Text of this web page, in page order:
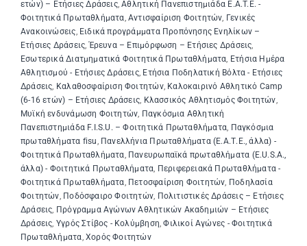
ετών) – Ετήσιες Δράσεις,Αθλητική Πανεπιστημιάδα E.A.T.E. -
Φοιτητικά Πρωταθλήματα,Αντισφαίριση Φοιτητών, Γενικές
Ανακοινώσεις, Ειδικά προγράμματα Προπόνησης Ενηλίκων –
Ετήσιες Δράσεις,Έρευνα – Επιμόρφωση – Ετήσιες Δράσεις,
Εσωτερικά Διατμηματικά Φοιτητικά Πρωταθλήματα, Ετήσια Ημέρα
Αθλητισμού - Ετήσιες Δράσεις, Ετήσια Ποδηλατική Βόλτα - Ετήσιες
Δράσεις, Καλαθοσφαίριση Φοιτητών, Καλοκαιρινό Αθλητικό Camp
(6-16 ετών) – Ετήσιες Δράσεις, Κλασσικός Αθλητισμός Φοιτητών,
Μυϊκή ενδυνάμωση Φοιτητών, Παγκόσμια Αθλητική
Πανεπιστημιάδα F.I.S.U. – Φοιτητικά Πρωταθλήματα, Παγκόσμια
πρωταθλήματα fisu, Πανελλήνια Πρωταθλήματα (Ε.Α.Τ.Ε., άλλα) -
Φοιτητικά Πρωταθλήματα, Πανευρωπαϊκά πρωταθλήματα (E.U.S.A.,
άλλα) - Φοιτητικά Πρωταθλήματα, Περιφερειακά Πρωταθλήματα -
Φοιτητικά Πρωταθλήματα, Πετοσφαίριση Φοιτητών, Ποδηλασία
Φοιτητών, Ποδόσφαιρο Φοιτητών, Πολιτιστικές Δράσεις – Ετήσιες
Δράσεις, Πρόγραμμα Αγώνων Αθλητικών Ακαδημιών – Ετήσιες
Δράσεις, Υγρός Στίβος - Κολύμβηση,Φιλικοί Αγώνες - Φοιτητικά
Πρωταθλήματα, Χορός Φοιτητών